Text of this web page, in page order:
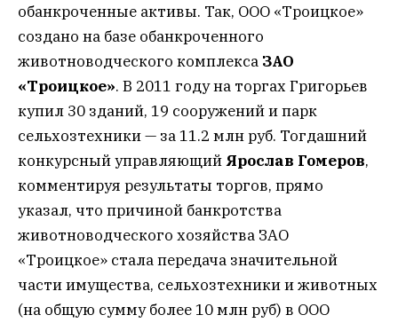
обанкроченные активы. Так, ООО «Троицкое»
создано на базе обанкроченного
животноводческого комплекса ЗАО
«Троицкое». В 2011 году на торгах Григорьев
купил 30 зданий, 19 сооружений и парк
сельхозтехники — за 11.2 млн руб. Тогдашний
конкурсный управляющийЯрослав Гомеров,
комментируя результаты торгов, прямо
указал, что причиной банкротства
животноводческого хозяйства ЗАО
«Троицкое» стала передача значительной
части имущества, сельхозтехники и животных
(на общую сумму более 10 млн руб) в ООО